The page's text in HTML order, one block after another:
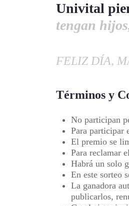
Univital
tengan
FELIZ DÍA,
Términos y
No participan
Para participar
El premio se
Para reclamar
Habrá un solo
En este sorteo
La ganadora
publicarlos,